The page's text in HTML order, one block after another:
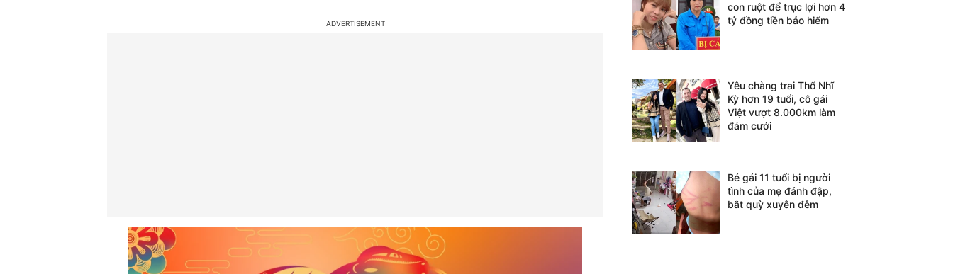
con ruột để trục lợi hơn 4
tỷ đồng tiền bảo hiểm
Yêu chàng trai Thổ Nhĩ
Kỳ hơn 19 tuổi, cô gái
Việt vượt 8.000km làm
đám cưới
Bé gái 11 tuổi bị người
tình của mẹ đánh đập,
bắt quỳ xuyên đêm